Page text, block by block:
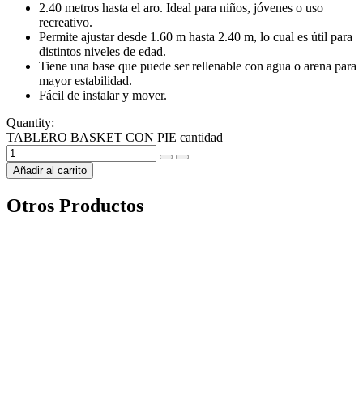
2.40 metros hasta el aro. Ideal para niños, jóvenes o uso
recreativo.
Permite ajustar desde 1.60 m hasta 2.40 m, lo cual es útil para
distintos niveles de edad.
Tiene una base que puede ser rellenable con agua o arena para
mayor estabilidad.
Fácil de instalar y mover.
Quantity:
TABLERO BASKET CON PIE cantidad
Añadir al carrito
Otros Productos